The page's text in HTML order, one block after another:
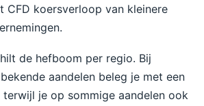
CFD koersverloop van kleinere
de hefboom per regio. Bij
aandelen beleg je met een
terwijl je op sommige aandelen ook